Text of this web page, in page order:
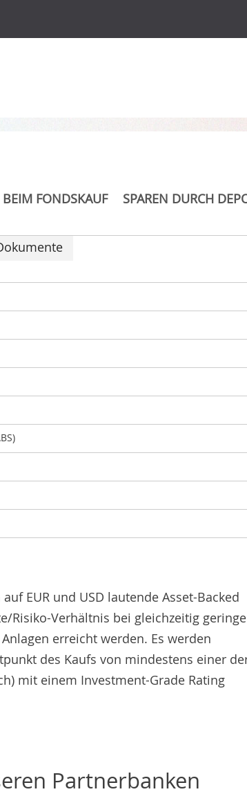
BEIM FONDSKAUF SPAREN DURCH
EUR
EUR und USD lautende Asset-Backed
Risiko-Verhältnis bei gleichzeitig
erreicht werden. Es werden
des Kaufs von mindestens einer
mit einem Investment-Grade Rating
Partnerbanken